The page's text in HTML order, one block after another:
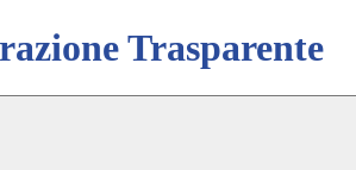
Trasparente